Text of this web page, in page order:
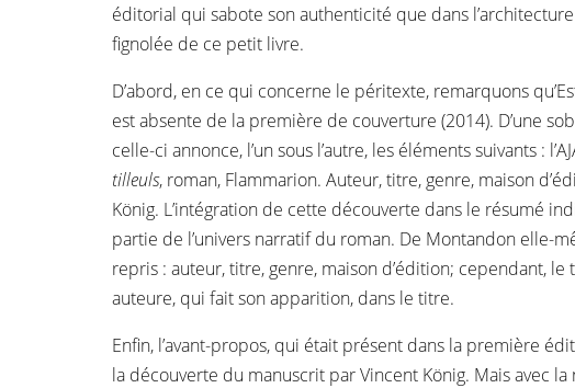
éditorial qui sabote son authenticité que dans
fignolée de ce petit livre.
D’abord, en ce qui concerne le péritexte, remarquons
est absente de la première de couverture (2014). D’une
celle-ci annonce, l’un sous l’autre, les éléments suivants :
tilleuls, roman, Flammarion. Auteur, titre, genre, maison
König. L’intégration de cette découverte dans le résumé
partie de l’univers narratif du roman. De Montandon elle-
repris : auteur, titre, genre, maison d’édition; cependant, le
auteure, qui fait son apparition, dans le titre.
Enfin, l’avant-propos, qui était présent dans la première
la découverte du manuscrit par Vincent König. Mais avec